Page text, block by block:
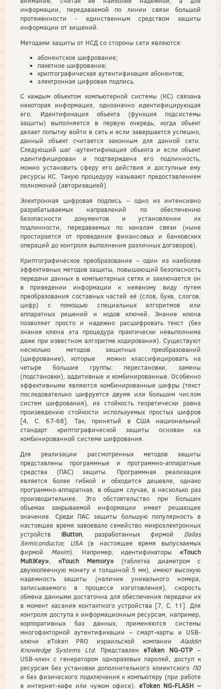
информации, передаваемой по линии связи большой
протяженности - единственным средством защиты
информации от хищений.
Методами защиты от НСД со стороны сети являются:
абонентское шифрование;
пакетное шифрование;
криптографическая аутентификация абонентов;
электронная цифровая подпись.
С каждым объектом компьютерной системы (КС) связана
некоторая информация, однозначно идентифицирующая
его. Идентификация объекта (функция подсистемы
защиты) выполняется в первую очередь, когда объект
делает попытку войти в сеть и если завершается успешно,
данный объект считается законным для данной сети.
Следующий шаг -аутентификация объекта и если объект
идентифицирован и подтверждена его подлинность,
можно установить сферу его действия и доступные ему
ресурсы КС. Такую процедуру называют предоставлением
полномочий (авторизацией).
Электронная цифровая подпись – одно из интенсивно
разрабатываемых направлений по обеспечению
безопасности документов и установлении их
подлинности, передаваемых по каналам связи (ныне
простирается от проведения финансовых и банковских
операций до контроля выполнения различных договоров).
Криптографическое преобразование – один из наиболее
эффективных методов защиты, повышающий безопасность
передачи данных в компьютерных сетях и заключается он
в приведении информации к неявному виду путем
преобразования составных частей её (слов, букв, слогов,
цифр) с помощью специальных алгоритмов или
аппаратных решений и кодов ключей. Знание ключа
позволяет просто и надежно расшифровать текст (без
знания ключа эта процедура практически невыполнима
даже при известном алгоритме кодирования). Существуют
несколько методов защитных преобразований
(шифрование), которые можно классифицировать на
четыре большие группы: перестановки, замены
(подстановки), аддитивные и комбинированные. Особенно
эффективными являются комбинированные шифры (текст
последовательно шифруется двумя или большим числом
систем шифрования), их стойкость теоретически равна
произведению стойкости используемых простых шифров
[4, С. 67-68]. Так, принятый в США национальный
стандарт криптографической защиты основан на
комбинированной системе шифрования.
Для реализации рассмотренных методов защиты
представлены программные и программно-аппаратные
средства (ПАС) защиты. Программная реализация
является более гибкой и обходится дешевле, однако
программно-аппаратная, в общем случае, в несколько раз
производительнее. Это обстоятельство при больших
объемах закрываемой информации имеет решающее
значение. Среди ПАС защиты большую популярность в
настоящее время завоевало семейство микроэлектронных
устройств iButton, разработанных фирмой Dallas
Semiconductor, USA (в настоящее время выпускаемых
фирмой Maxim). Например, идентификаторы «Touch
MultiKey»,«Touch Memory»(таблетка диаметром с
двухкопеечную монету и толщиной 5 мм), имеют высокую
надежность защиты (наличие уникального номера,
записываемого в процессе изготовления), скорость
обмена данными достаточна для обеспечения передачи их
в момент касания контактного устройства [7, С. 11]. Для
контроля доступа к информационным ресурсам, например,
корпоративных баз данных, применяются системы
многофакторной аутентификации – смарт-карты и USB-
ключи eToken PRO израильской компании Aladdin
Knowledge Systems Ltd. ПредставленeToken NG-OTP–
USB-ключ с генератором одноразовых паролей, доступ к
ресурсам без установки дополнительного клиентского ПО
и без физического подключения к компьютеру (при работе
в интернет-кафе или чужом офисе). eToken NG-FLASH –